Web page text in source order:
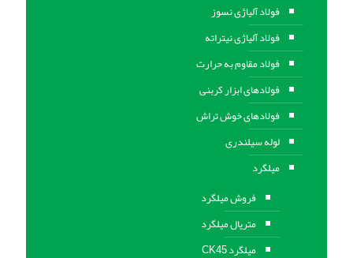
فولاد آلیاژی نسوز
فولاد آلیاژی نیتراته
فولاد مقاوم به حرارت
فولادهای ابزار کربنی
فولادهای خوش تراش
لوله سیلندری
میلگرد
فروش میلگرد
متریال میلگرد
میلگرد CK45